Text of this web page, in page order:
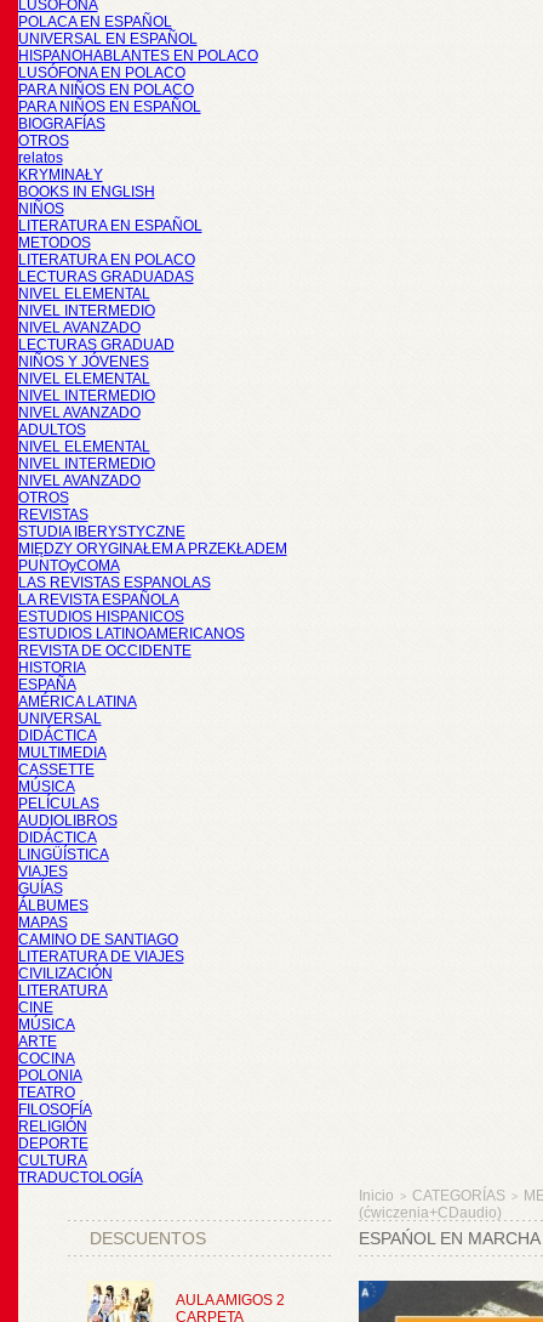
LUSÓFONA
POLACA EN ESPAÑOL
UNIVERSAL EN ESPAÑOL
HISPANOHABLANTES EN POLACO
LUSÓFONA EN POLACO
PARA NIÑOS EN POLACO
PARA NIÑOS EN ESPAÑOL
BIOGRAFÍAS
OTROS
relatos
KRYMINAŁY
BOOKS IN ENGLISH
NIÑOS
LITERATURA EN ESPAÑOL
METODOS
LITERATURA EN POLACO
LECTURAS GRADUADAS
NIVEL ELEMENTAL
NIVEL INTERMEDIO
NIVEL AVANZADO
LECTURAS GRADUAD
NIÑOS Y JÓVENES
NIVEL ELEMENTAL
NIVEL INTERMEDIO
NIVEL AVANZADO
ADULTOS
NIVEL ELEMENTAL
NIVEL INTERMEDIO
NIVEL AVANZADO
OTROS
REVISTAS
STUDIA IBERYSTYCZNE
MIĘDZY ORYGINAŁEM A PRZEKŁADEM
PUNTOyCOMA
LAS REVISTAS ESPANOLAS
LA REVISTA ESPAÑOLA
ESTUDIOS HISPANICOS
ESTUDIOS LATINOAMERICANOS
REVISTA DE OCCIDENTE
HISTORIA
ESPAÑA
AMÉRICA LATINA
UNIVERSAL
DIDÁCTICA
MULTIMEDIA
CASSETTE
MÚSICA
PELÍCULAS
AUDIOLIBROS
DIDÁCTICA
LINGÜÍSTICA
VIAJES
GUÍAS
ÁLBUMES
MAPAS
CAMINO DE SANTIAGO
LITERATURA DE VIAJES
CIVILIZACIÓN
LITERATURA
CINE
MÚSICA
ARTE
COCINA
POLONIA
TEATRO
FILOSOFÍA
RELIGIÓN
DEPORTE
CULTURA
TRADUCTOLOGÍA
DESCUENTOS
AULA AMIGOS 2
CARPETA
Inicio > CATEGORÍAS >
(ćwiczenia+CDaudio)
ESPAŃOL EN